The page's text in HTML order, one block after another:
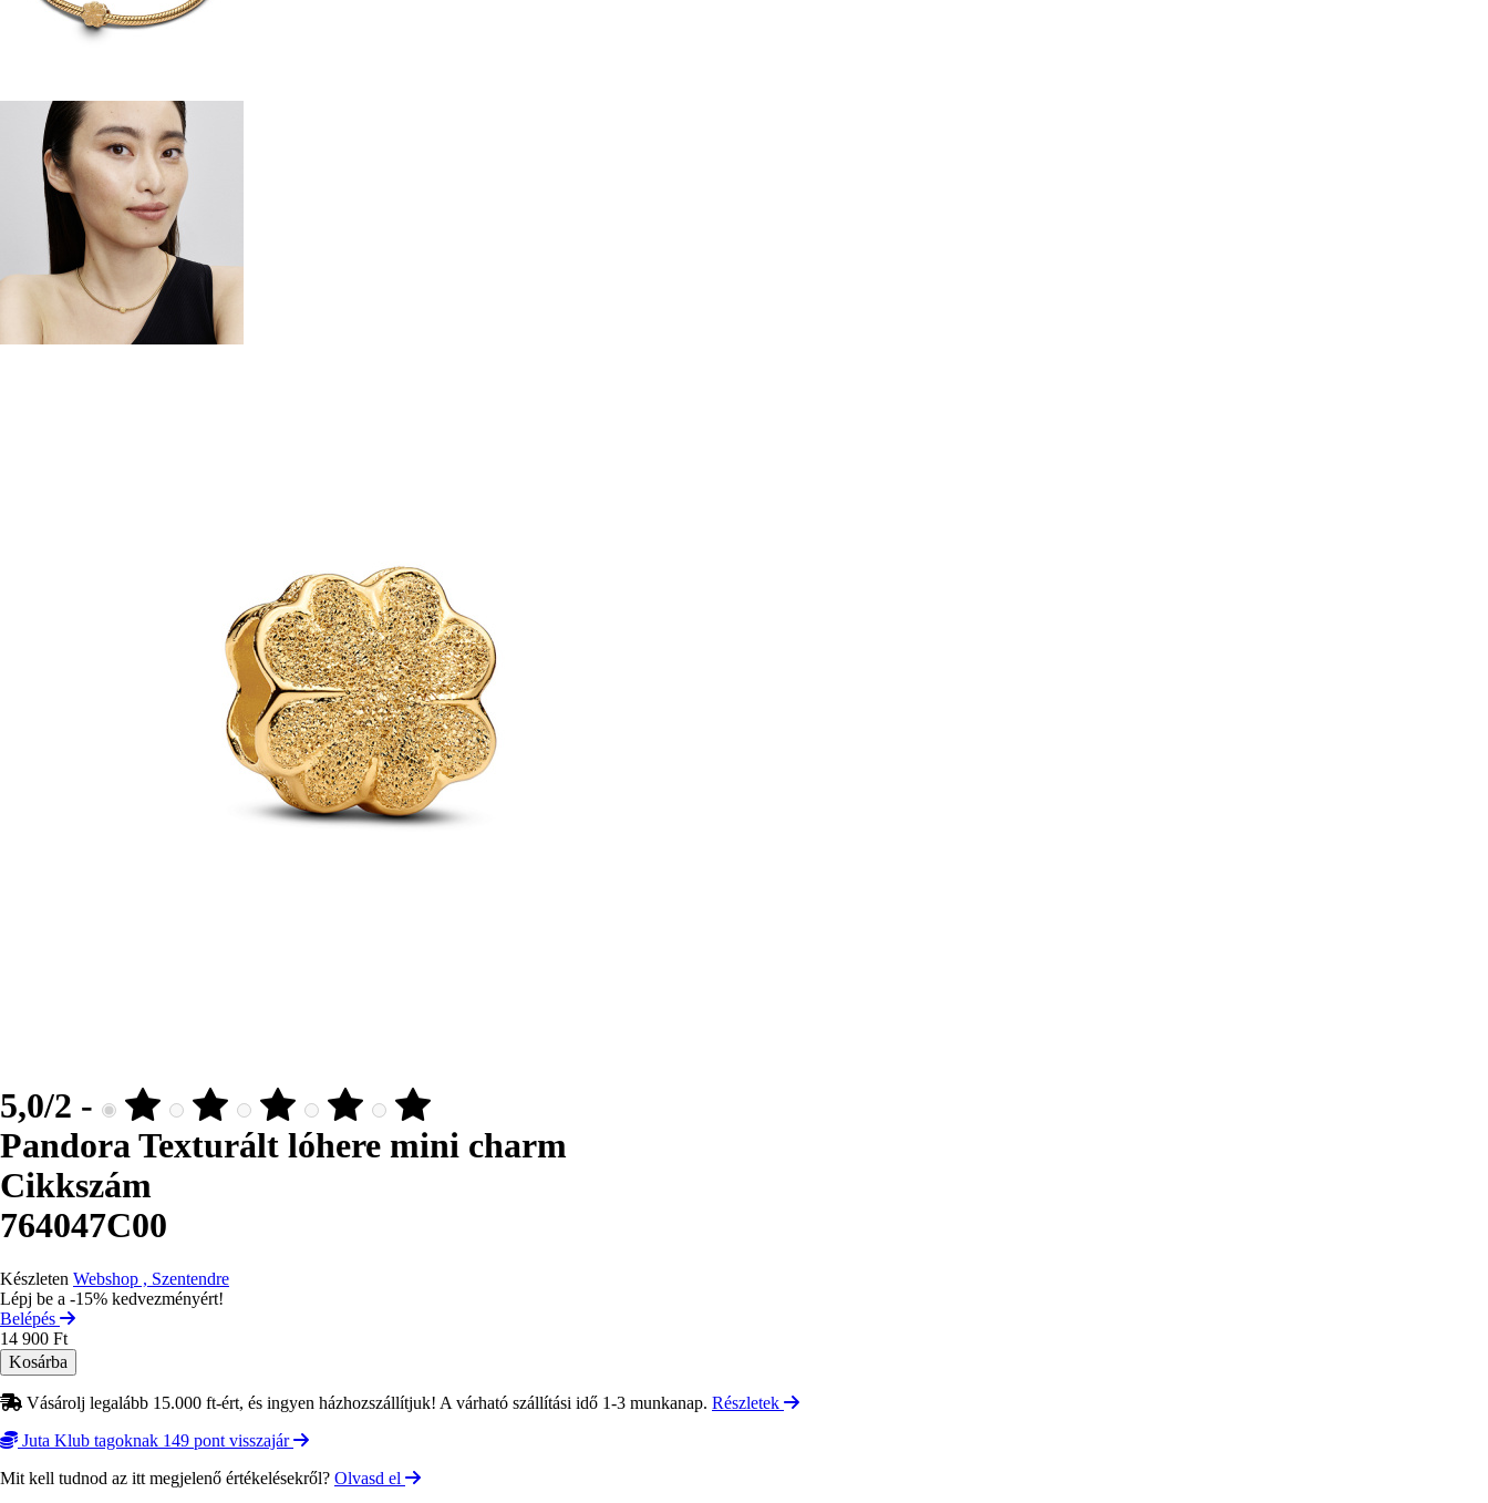
5,0/2 -
Pandora Texturált lóhere mini charm
Cikkszám
764047C00
Készleten Webshop , Szentendre
Lépj be a -15% kedvezményért!
Belépés
14 900 Ft
Vásárolj legalább 15.000 ft-ért, és ingyen házhozszállítjuk! A várható szállítási idő 1-3 munkanap. Részletek
Juta Klub tagoknak 149 pont visszajár
Mit kell tudnod az itt megjelenő értékelésekről? Olvasd el